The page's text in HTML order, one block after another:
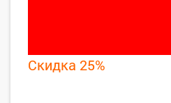
Скидка 25%